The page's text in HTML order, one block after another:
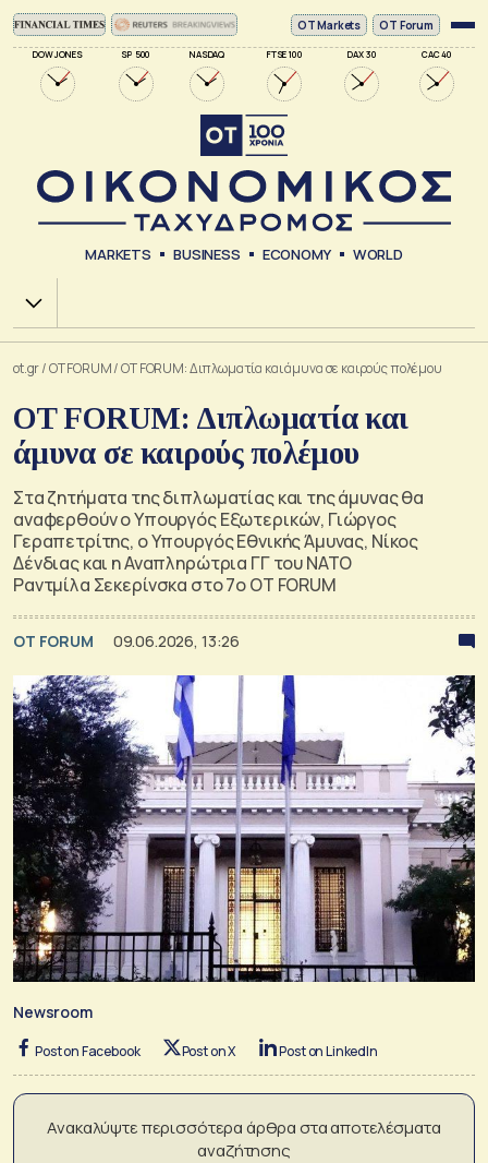
DOW JONES SP 500 NASDAQ FTSE 100 DAX 30 CAC 40
ΟΤ Markets OT Forum
MARKETS BUSINESS ECONOMY WORLD
Χ.Α.
ot.gr/OT FORUM/OT FORUM: Διπλωματία και άμυνα σε καιρούς πολέμου
OT FORUM: Διπλωματία και
άμυνα σε καιρούς πολέμου
Στα ζητήματα της διπλωματίας και της άμυνας θα
αναφερθούν ο Υπουργός Εξωτερικών, Γιώργος
Γεραπετρίτης, ο Υπουργός Εθνικής Άμυνας, Νίκος
Δένδιας και η Αναπληρώτρια ΓΓ του ΝΑΤΟ
Ραντμίλα Σεκερίνσκα στο 7ο OT FORUM
OT FORUM 09.06.2026, 13:26
Newsroom
Post on Facebook Post on X Post on LinkedIn
Ανακαλύψτε περισσότερα άρθρα στα αποτελέσματα
αναζήτησης